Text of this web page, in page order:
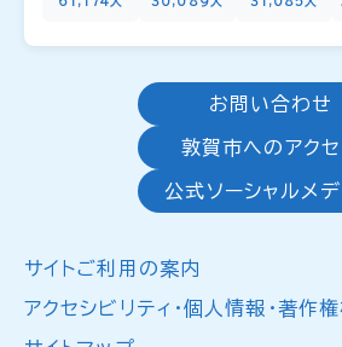
お問い合わせ
敦賀市へのアクセ
公式ソーシャルメデ
サイトご利用の案内
アクセシビリティ・個人情報・著作